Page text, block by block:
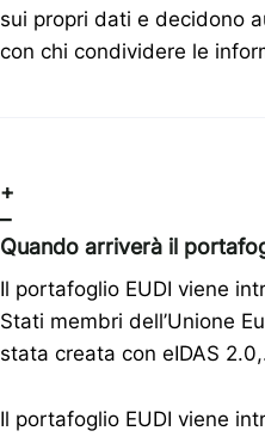
sui propri dati e decidono
con chi condividere le
+
–
Quando arriverà il
Il portafoglio EUDI viene
Stati membri dell’Unione
stata creata con eIDAS
Il portafoglio EUDI viene